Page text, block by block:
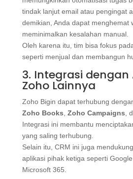
tindak lanjut email atau pengingat
demikian, Anda dapat menghemat
meminimalkan kesalahan manual.
Oleh karena itu, tim bisa fokus
seperti menjual dan membangun
3. Integrasi dengan
Zoho Lainnya
Zoho Bigin dapat terhubung
Zoho Books Zoho Campaigns ,
Integrasi ini membantu
yang saling terhubung.
Selain itu, CRM ini juga
aplikasi pihak ketiga seperti
Microsoft 365.